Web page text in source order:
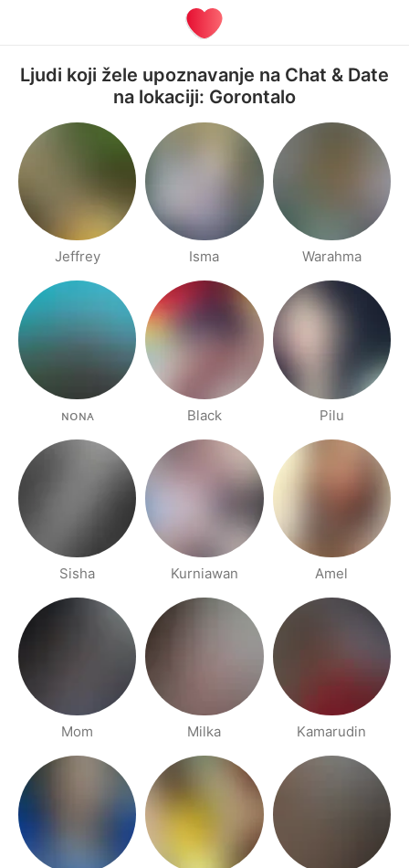
Ljudi koji žele upoznavanje na Chat & Date
na lokaciji: Gorontalo
Jeffrey Isma Warahma
ɴᴏɴᴀ Black Pilu
Sisha Kurniawan Amel
Mom Milka Kamarudin